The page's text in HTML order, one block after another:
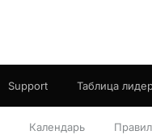
Календарь
Support Таблица